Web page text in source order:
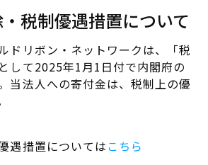
税制優遇措置について
ドリボン・ネットワークは、「税
して2025年1月1日付で内閣府の
当法人への寄付金は、税制上の優
遇措置についてはこちら